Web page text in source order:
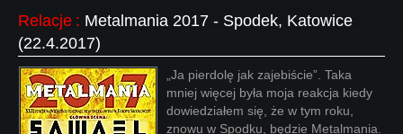
Relacje : Metalmania 2017 - Spodek, Katowice
(22.4.2017)
„Ja pierdolę jak zajebiście”. Taka
mniej więcej była moja reakcja kiedy
dowiedziałem się, że w tym roku,
znowu w Spodku, będzie Metalmania.